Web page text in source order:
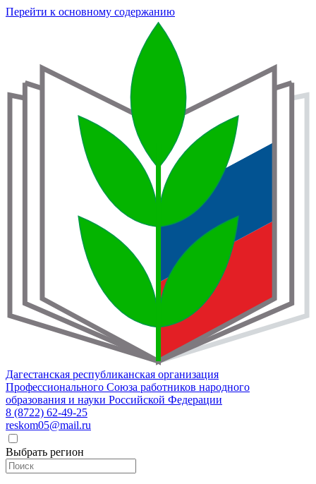
Перейти к основному содержанию
Дагестанская республиканская организация
Профессионального Союза работников народного
образования и науки Российской Федерации
8 (8722) 62-49-25
reskom05@mail.ru
Выбрать регион